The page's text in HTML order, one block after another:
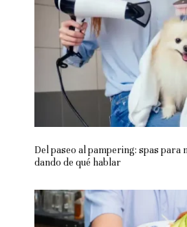
Del paseo al pampering: spas para
dando de qué hablar